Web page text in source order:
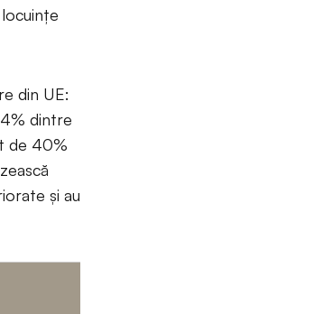
din UE:
dintre
de 40%
și au